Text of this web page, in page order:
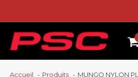
Accueil Produits MUNGO NYLON